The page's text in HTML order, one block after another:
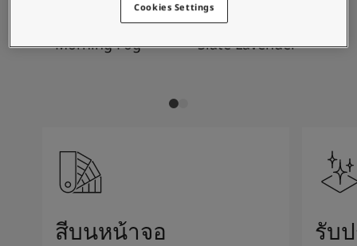
ค้นหาร้านตัวแทนจำหน่าย
เอกสารข้อมูลทางเทคนิค
Morning Fog
3377
Slate Lavender
สีบนหน้าจอ รับ
Cookies Settings